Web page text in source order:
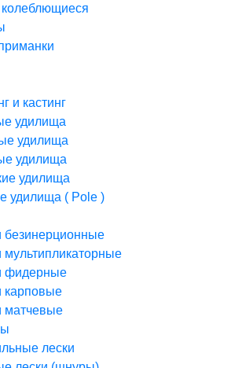
и кастинг
удилища
удилища
удилища
удилища
удилища ( Pole )
безинерционные
мультипликаторные
фидерные
карповые
матчевые
лески